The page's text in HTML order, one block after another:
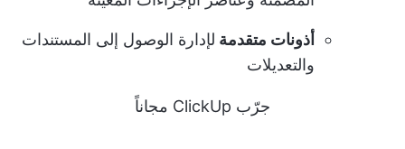
أذونات متقدمة لإدارة الوصول إلى المستندات
والتعديلات
جرّب ClickUp مجاناً